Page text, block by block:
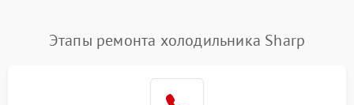
Поломка системы No Frost 2600 ₽ Подробнее →
Этапы ремонта холодильника Sharp